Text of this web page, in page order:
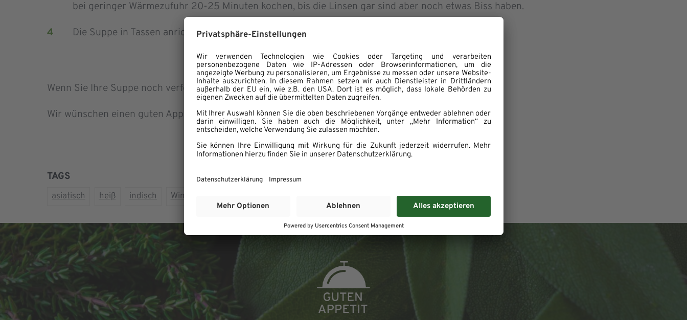
bei geringer Wärmezufuhr 20-25 Minuten kochen, bis die Linsen gar sind aber noch etwas Biss haben.
Die Suppe in Tassen anrichten und mit Koriander bestreut servieren.
Wenn Sie Ihre Suppe noch verfeinern wollen, essen Sie sie mit etwas frisch aufgebackenem Fladenbrot.
Wir wünschen einen guten Appetit!
TAGS
asiatisch heiß indisch Winter